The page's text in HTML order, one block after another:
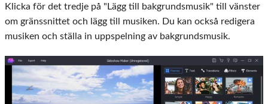
Klicka för det tredje på "Lägg till bakgrundsmusik" till vänster
om gränssnittet och lägg till musiken. Du kan också redigera
musiken och ställa in uppspelning av bakgrundsmusik.